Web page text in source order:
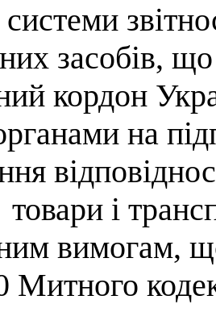
засобів,
кордон
на
товари і
вимогам,
Митного